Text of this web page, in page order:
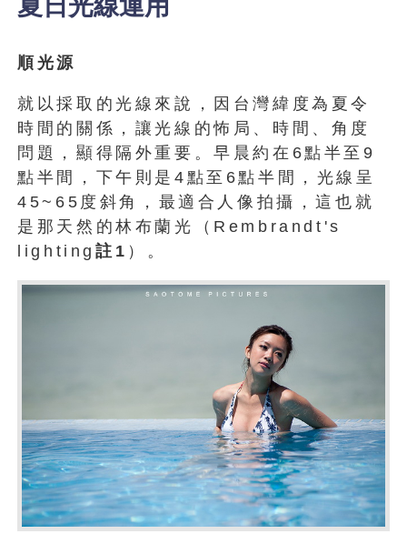
夏日光線運用
順光源
就以採取的光線來說，因台灣緯度為夏令
時間的關係，讓光線的怖局、時間、角度
問題，顯得隔外重要。早晨約在6點半至9
點半間，下午則是4點至6點半間，光線呈
45~65度斜角，最適合人像拍攝，這也就
是那天然的林布蘭光（Rembrandt's
lighting 註1 ）。